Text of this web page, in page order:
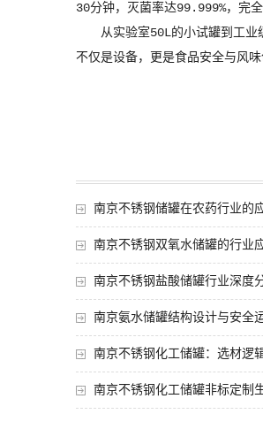
30分钟，灭菌率达99.999%，完全
从实验室50L的小试罐到工
不仅是设备，更是食品安全与风味
南京不锈钢储罐在农药行业的
南京不锈钢双氧水储罐的行业
南京不锈钢盐酸储罐行业深度
南京氨水储罐结构设计与安全
南京不锈钢化工储罐：选材逻
南京不锈钢化工储罐非标定制